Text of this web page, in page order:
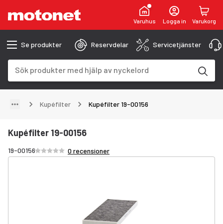
Varuhus Logga in Varukorg
Se produkter Reservdelar Servicetjänster
Kupéfilter Kupéfilter 19-00156
Kupéfilter 19-00156
19-00156Betyg /5 stjärnor
0 recensioner